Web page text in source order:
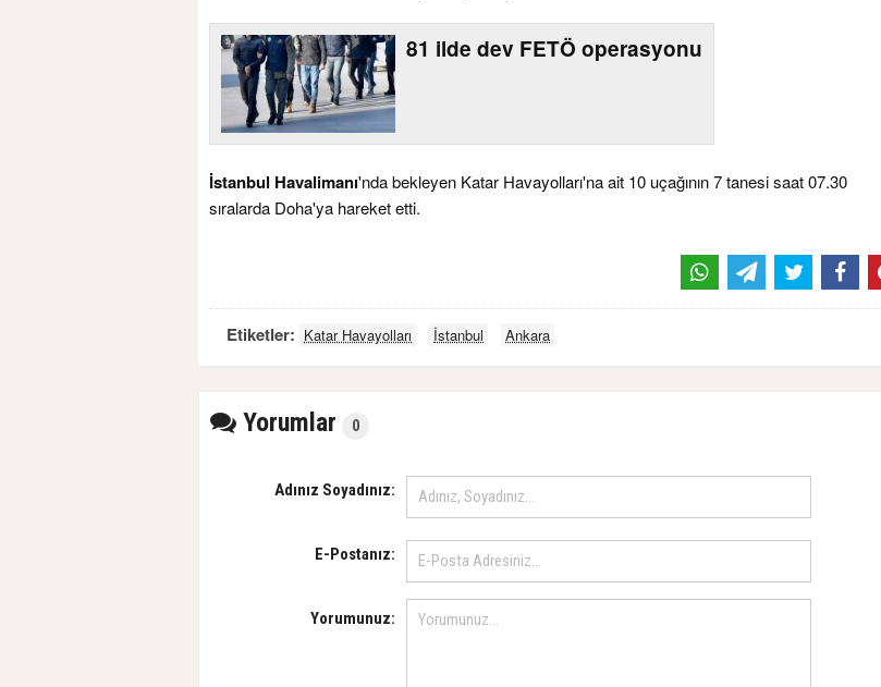
81 ilde dev FETÖ operasyonu
İstanbul Havalimanı'nda bekleyen Katar Havayolları'na ait 10 uçağının 7 tanesi saat 07.30
sıralarda Doha'ya hareket etti.
Etiketler: Katar Havayolları İstanbul Ankara
Yorumlar 0
Adınız Soyadınız:
E-Postanız:
Yorumunuz: